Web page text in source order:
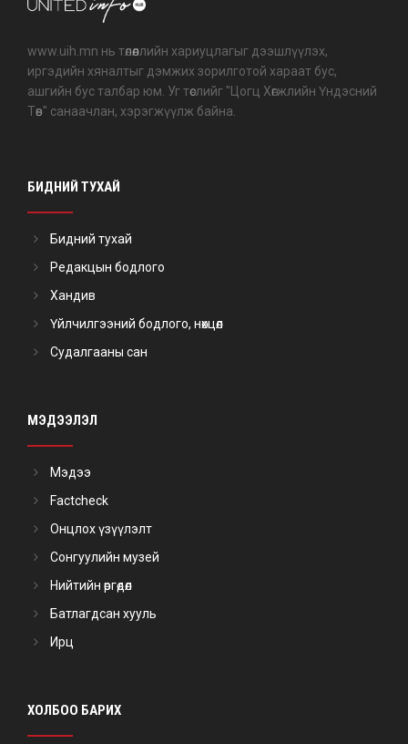
www.uih.mn нь төлөөллийн хариуцлагыг дээшлүүлэх,
иргэдийн хяналтыг дэмжих зорилготой хараат бус,
ашгийн бус талбар юм. Уг төслийг "Цогц Хөгжлийн Үндэсний
Төв" санаачлан, хэрэгжүүлж байна.
БИДНИЙ ТУХАЙ
Бидний тухай
Редакцын бодлого
Хандив
Үйлчилгээний бодлого, нөхцөл
Судалгааны сан
МЭДЭЭЛЭЛ
Мэдээ
Factcheck
Онцлох үзүүлэлт
Сонгуулийн музей
Нийтийн өргөдөл
Батлагдсан хууль
Ирц
ХОЛБОО БАРИХ